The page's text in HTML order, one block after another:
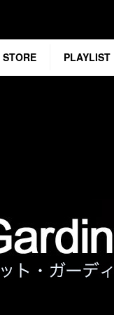
STORE PLAYLIST